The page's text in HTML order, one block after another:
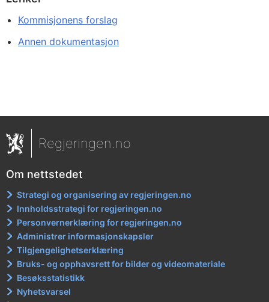
Kommisjonens forslag
Annen dokumentasjon
Regjeringen.no
Om nettstedet
Strategi og organisering av regjeringen.no
Innholdsstrategi for regjeringen.no
Personvernerklæring for regjeringen.no
Administrer informasjonskapsler
Tilgjengelighetserklæring
Bruks- og opphavsrett for bilder og videomateriale
Besøksstatistikk
Nyhetsvarsel